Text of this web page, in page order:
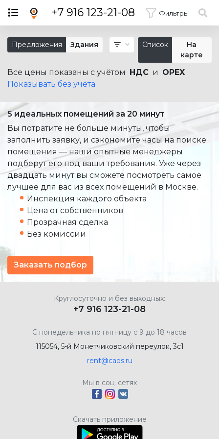
+7 916 123-21-08 Фильтры
×
Предложения Здания Список
На
карте
Все цены показаны с учётом НДС и OPEX
Показывать без учёта
5 идеальных помещений за 20 минут
Вы потратите не больше минуты, чтобы
заполнить заявку, и сэкономите часы на поиске
помещения — наши опытные менеджеры
подберут его под ваши требования. Уже через
двадцать минут вы сможете посмотреть самое
лучшее для вас из всех помещений в Москве.
Инспекция каждого объекта
Цена от собственников
Прозрачная сделка
Без комиссии
Заказать подбор
Круглосуточно и без выходных:
+7 916 123-21-08
С понедельника по пятницу с 9 до 18 часов
115054, 5-й Монетчиковский переулок, 3с1
rent@caos.ru
Мы в соц. сетях
Скачать приложение